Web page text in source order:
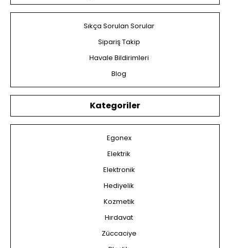
Sıkça Sorulan Sorular
Sipariş Takip
Havale Bildirimleri
Blog
Kategoriler
Egonex
Elektrik
Elektronik
Hediyelik
Kozmetik
Hırdavat
Züccaciye